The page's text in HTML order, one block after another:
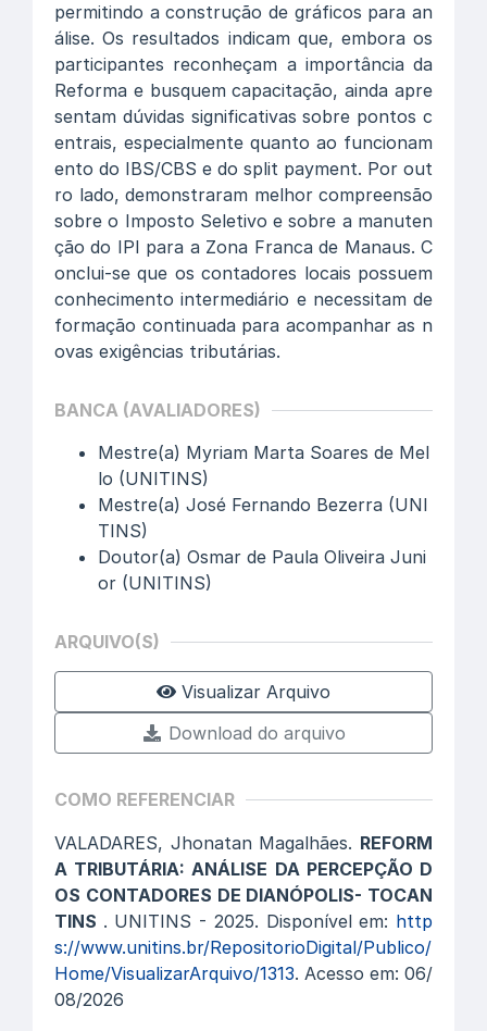
permitindo a construção de gráficos para an
álise. Os resultados indicam que, embora os
participantes reconheçam a importância da
Reforma e busquem capacitação, ainda apre
sentam dúvidas significativas sobre pontos c
entrais, especialmente quanto ao funcionam
ento do IBS/CBS e do split payment. Por out
ro lado, demonstraram melhor compreensão
sobre o Imposto Seletivo e sobre a manuten
ção do IPI para a Zona Franca de Manaus. C
onclui-se que os contadores locais possuem
conhecimento intermediário e necessitam de
formação continuada para acompanhar as n
ovas exigências tributárias.
BANCA (AVALIADORES)
Mestre(a) Myriam Marta Soares de Mel
lo (UNITINS)
Mestre(a) José Fernando Bezerra (UNI
TINS)
Doutor(a) Osmar de Paula Oliveira Juni
or (UNITINS)
ARQUIVO(S)
Visualizar Arquivo
Download do arquivo
COMO REFERENCIAR
VALADARES, Jhonatan Magalhães. REFORM
A TRIBUTÁRIA: ANÁLISE DA PERCEPÇÃO D
OS CONTADORES DE DIANÓPOLIS- TOCAN
TINS . UNITINS - 2025. Disponível em: http
s://www.unitins.br/RepositorioDigital/Publico/
Home/VisualizarArquivo/1313. Acesso em: 06/
08/2026